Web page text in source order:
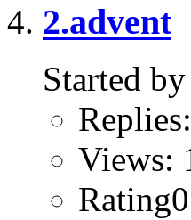
2.advent
Started by
Views: